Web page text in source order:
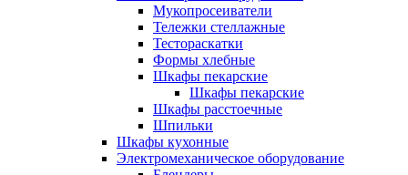
Мукопросеиватели
Тележки стеллажные
Тестораскатки
Формы хлебные
Шкафы пекарские
Шкафы пекарские
Шкафы расстоечные
Шпильки
Шкафы кухонные
Электромеханическое оборудование